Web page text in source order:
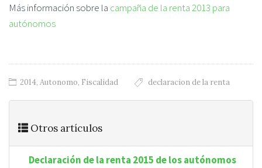
Más información sobre la campaña de la renta 2013 para
autónomos
2014, Autonomo, Fiscalidad declaracion de la renta
Otros artículos
Declaración de la renta 2015 de los autónomos